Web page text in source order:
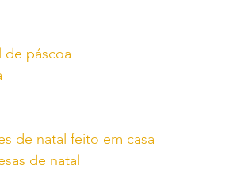
de páscoa
de natal feito em casa
de natal